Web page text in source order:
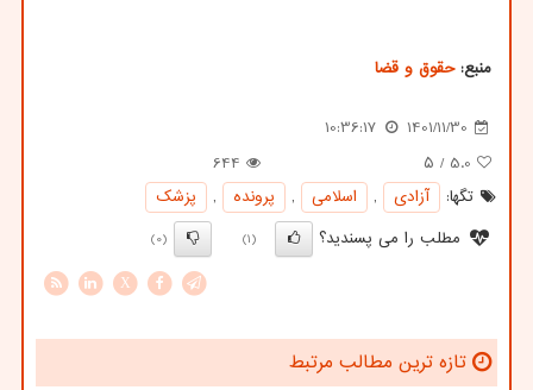
منبع:حقوق و قضا
1401/11/30
10:36:17
5.0 / ۵
644
تگها:
آزادی , اسلامی , پرونده ,
پزشك
مطلب را می پسندید؟
(1)
(0)
X
تازه ترین مطالب مرتبط